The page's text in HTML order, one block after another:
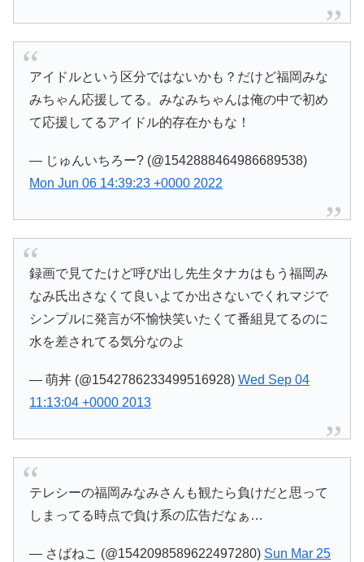
アイドルという区分ではないかも？だけど福岡みな
みちゃん応援してる。みなみちゃんは俺の中で初め
て応援してるアイドル的存在かもな！
— じゅんいちろー? (@1542888464986689538)
Mon Jun 06 14:39:23 +0000 2022
録画で見てたけど呼び出し先生タナカはもう福岡み
なみ氏出さなくて良いよてか出さないでくれマジで
シンプルに発言が不愉快笑いたくて番組見てるのに
水を差されてる気分なのよ
— 萌丼 (@1542786233499516928)Wed Sep 04
11:13:04 +0000 2013
テレシーの福岡みなみさんも観たら負けだと思って
しまってる時点で負け系の広告だなぁ…
— さばねこ (@1542098589622497280) Sun Mar 25